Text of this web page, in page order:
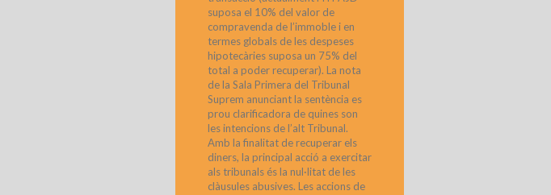
suposa el 10% del valor de
compravenda de l’immoble i en
termes globals de les despeses
hipotecàries suposa un 75% del
total a poder recuperar). La nota
de la Sala Primera del Tribunal
Suprem anunciant la sentència es
prou clarificadora de quines son
les intencions de l’alt Tribunal.
Amb la finalitat de recuperar els
diners, la principal acció a exercitar
als tribunals és la nul·litat de les
clàusules abusives. Les accions de